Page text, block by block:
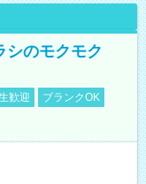
シのモクモク
歓迎
ブランクOK